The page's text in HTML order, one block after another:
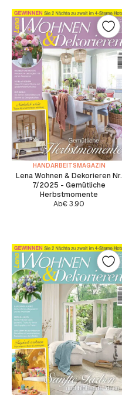
HANDARBEITSMAGAZIN
Lena Wohnen & Dekorieren Nr.
7/2025 - Gemütliche
Herbstmomente
Ab€3.90